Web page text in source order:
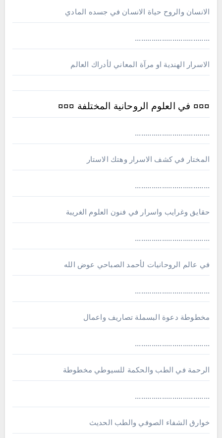
الانسان والروح حياة الانسان في جسده المادي
....................................
الاسرار الهندية او مرآة المعاني لأدراك العالم
¤¤¤ في العلوم الروحانية المختلفة ¤¤¤
....................................
المختار في كشف الاسرار وهتك الاستار
....................................
حقايق وغرايب واسرار في فنون العلوم الغريبة
....................................
في عالم الروحانيات لأحمد الصباحي عوض الله
....................................
مخطوطة دعوة البسملة تصاريف واعمال
....................................
الرحمة في الطب والحكمة للسيوطي مخطوطة
....................................
خوارق الشفاء الصوفي والطب الحديث